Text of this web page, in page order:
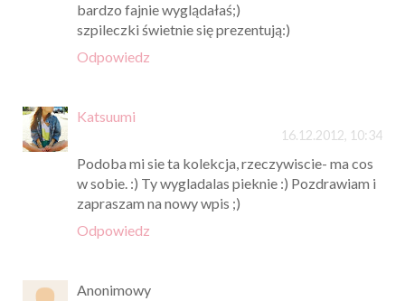
bardzo fajnie wyglądałaś;)
szpileczki świetnie się prezentują:)
Odpowiedz
Katsuumi
16.12.2012, 10:34
Podoba mi sie ta kolekcja, rzeczywiscie- ma cos
w sobie. :) Ty wygladalas pieknie :) Pozdrawiam i
zapraszam na nowy wpis ;)
Odpowiedz
Anonimowy